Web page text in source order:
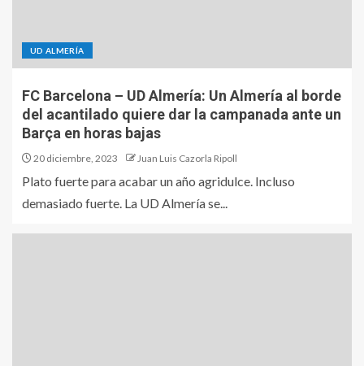
UD ALMERÍA
FC Barcelona – UD Almería: Un Almería al borde
del acantilado quiere dar la campanada ante un
Barça en horas bajas
20 diciembre, 2023 Juan Luis Cazorla Ripoll
Plato fuerte para acabar un año agridulce. Incluso
demasiado fuerte. La UD Almería se...